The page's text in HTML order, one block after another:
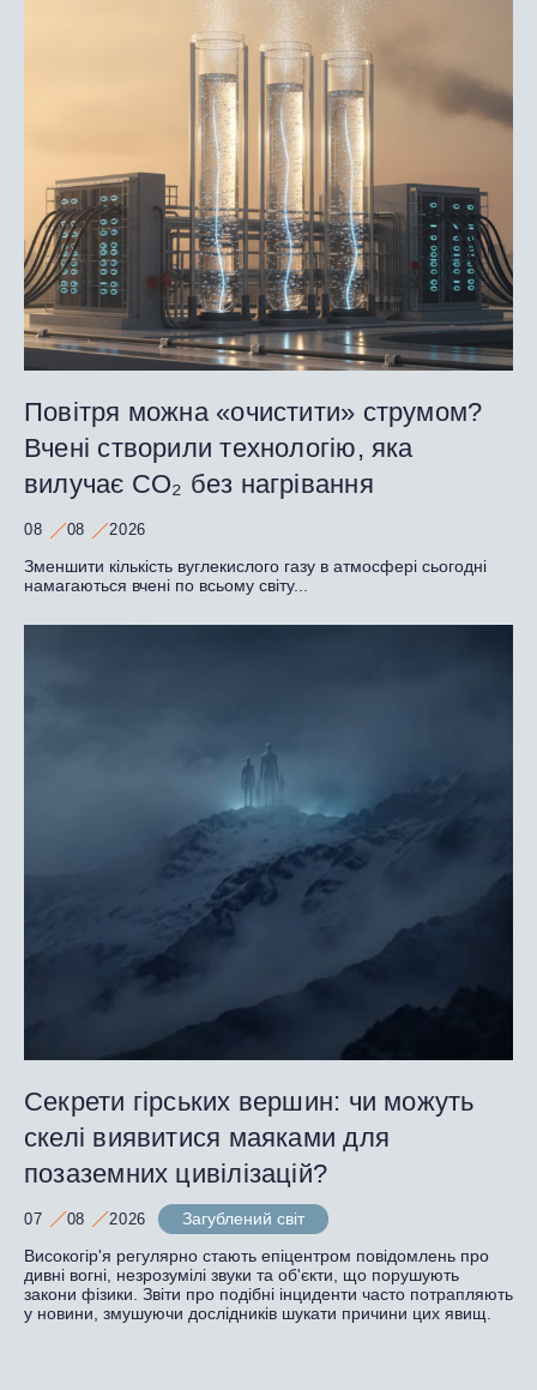
Повітря можна «очистити» струмом?
Вчені створили технологію, яка
вилучає CO₂ без нагрівання
08 08 2026
Зменшити кількість вуглекислого газу в атмосфері сьогодні
намагаються вчені по всьому світу...
Секрети гірських вершин: чи можуть
скелі виявитися маяками для
позаземних цивілізацій?
07 08 2026
Загублений світ
Високогір'я регулярно стають епіцентром повідомлень про
дивні вогні, незрозумілі звуки та об'єкти, що порушують
закони фізики. Звіти про подібні інциденти часто потрапляють
у новини, змушуючи дослідників шукати причини цих явищ.